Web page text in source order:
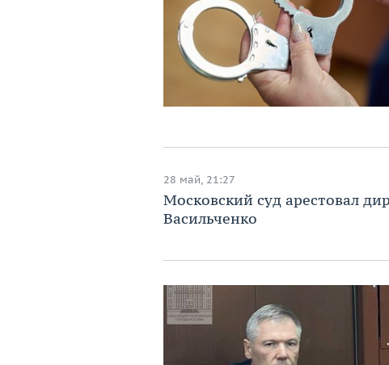
28 май, 21:27
Московский суд арестовал
Васильченко